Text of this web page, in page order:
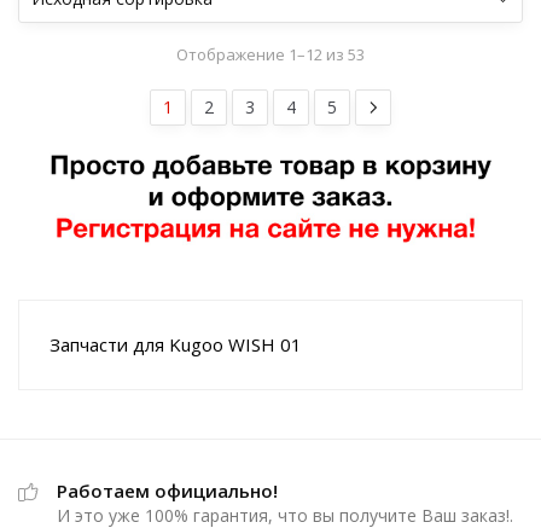
Отображение 1–12 из 53
1 2 3 4 5
Запчасти для Kugoo WISH 01
Работаем официально!
И это уже 100% гарантия, что вы получите Ваш заказ!.